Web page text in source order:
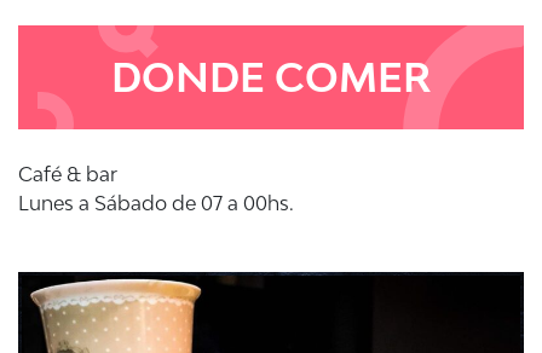
DONDE COMER
Café & bar
Lunes a Sábado de 07 a 00hs.